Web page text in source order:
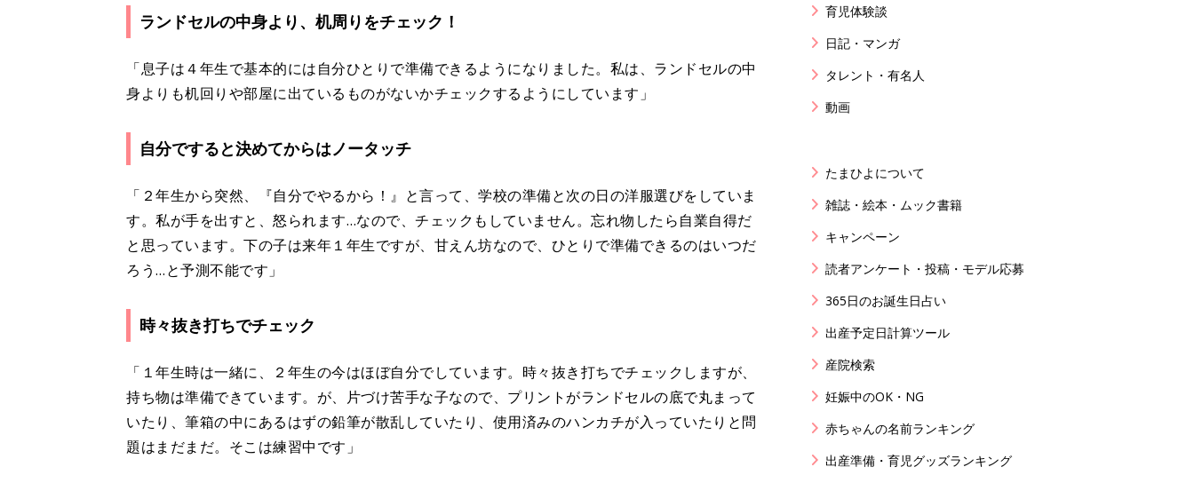
ランドセルの中身より、机周りをチェック！
「息子は４年生で基本的には自分ひとりで準備できるようになりました。私は、ランドセルの中
身よりも机回りや部屋に出ているものがないかチェックするようにしています」
自分ですると決めてからはノータッチ
「２年生から突然、『自分でやるから！』と言って、学校の準備と次の日の洋服選びをしていま
す。私が手を出すと、怒られます…なので、チェックもしていません。忘れ物したら自業自得だ
と思っています。下の子は来年１年生ですが、甘えん坊なので、ひとりで準備できるのはいつだ
ろう…と予測不能です」
時々抜き打ちでチェック
「１年生時は一緒に、２年生の今はほぼ自分でしています。時々抜き打ちでチェックしますが、
持ち物は準備できています。が、片づけ苦手な子なので、プリントがランドセルの底で丸まって
いたり、筆箱の中にあるはずの鉛筆が散乱していたり、使用済みのハンカチが入っていたりと問
題はまだまだ。そこは練習中です」
育児体験談
日記・マンガ
タレント・有名人
動画
たまひよについて
雑誌・絵本・ムック書籍
キャンペーン
読者アンケート・投稿・モデル応募
365日のお誕生日占い
出産予定日計算ツール
産院検索
妊娠中のOK・NG
赤ちゃんの名前ランキング
出産準備・育児グッズランキング